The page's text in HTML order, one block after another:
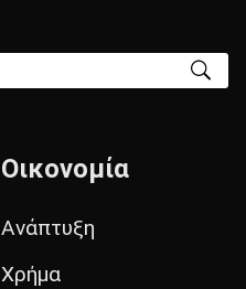
Οικονομία
Ανάπτυξη
Χρήμα